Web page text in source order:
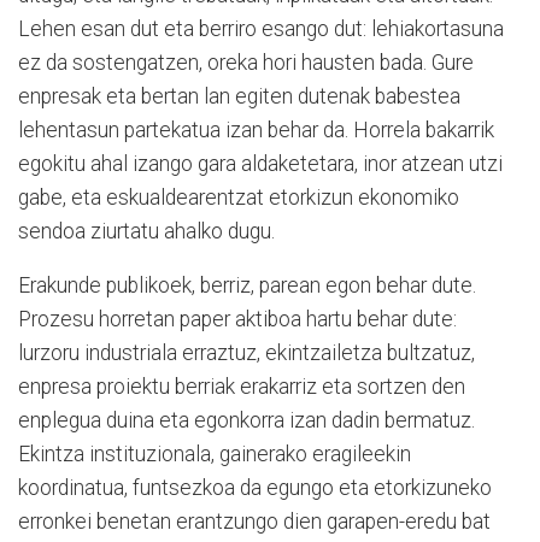
Lehen esan dut eta berriro esango dut: lehiakortasuna
ez da sostengatzen, oreka hori hausten bada. Gure
enpresak eta bertan lan egiten dutenak babestea
lehentasun partekatua izan behar da. Horrela bakarrik
egokitu ahal izango gara aldaketetara, inor atzean utzi
gabe, eta eskualdearentzat etorkizun ekonomiko
sendoa ziurtatu ahalko dugu.
Erakunde publikoek, berriz, parean egon behar dute.
Prozesu horretan paper aktiboa hartu behar dute:
lurzoru industriala erraztuz, ekintzailetza bultzatuz,
enpresa proiektu berriak erakarriz eta sortzen den
enplegua duina eta egonkorra izan dadin bermatuz.
Ekintza instituzionala, gainerako eragileekin
koordinatua, funtsezkoa da egungo eta etorkizuneko
erronkei benetan erantzungo dien garapen-eredu bat